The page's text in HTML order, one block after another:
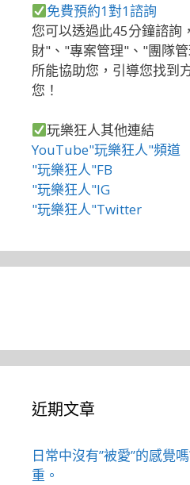
免費預約1對1諮詢
您可以透過此45分鐘諮詢
財"、"專案管理"、"團隊
所能協助您，引導您找到
您！
玩樂狂人其他連結
YouTube"玩樂狂人"頻道
"玩樂狂人"FB
"玩樂狂人"IG
"玩樂狂人"Twitter
近期文章
日常中沒有”被愛”的感覺
重。